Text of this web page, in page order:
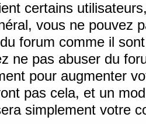
certains
vous ne pouvez
forum comme il
ne pas abuser du
pour augmenter
pas cela, et un
simplement votre